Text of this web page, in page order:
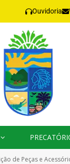
Ouvidoria
veículos, motores estacionários e